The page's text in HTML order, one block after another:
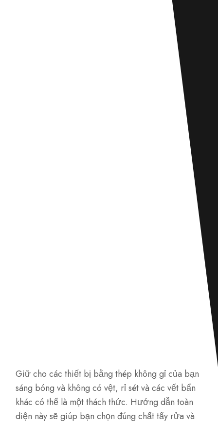
Giữ cho các thiết bị bằng thép không gỉ của bạn
sáng bóng và không có vệt, rỉ sét và các vết bẩn
khác có thể là một thách thức. Hướng dẫn toàn
diện này sẽ giúp bạn chọn đúng chất tẩy rửa và